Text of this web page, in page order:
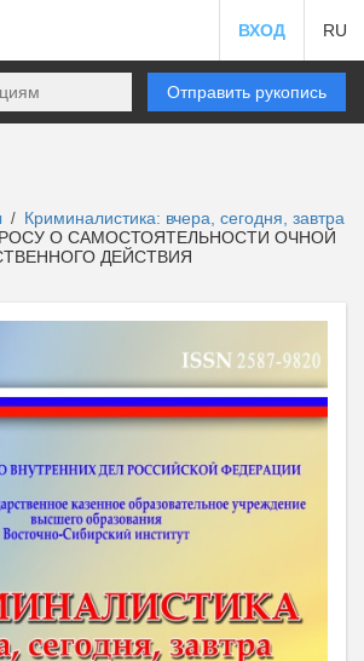
ВХОД RU
Отправить рукопись
/ Криминалистика: вчера, сегодня, завтра
О САМОСТОЯТЕЛЬНОСТИ ОЧНОЙ
ДЕЙСТВИЯ